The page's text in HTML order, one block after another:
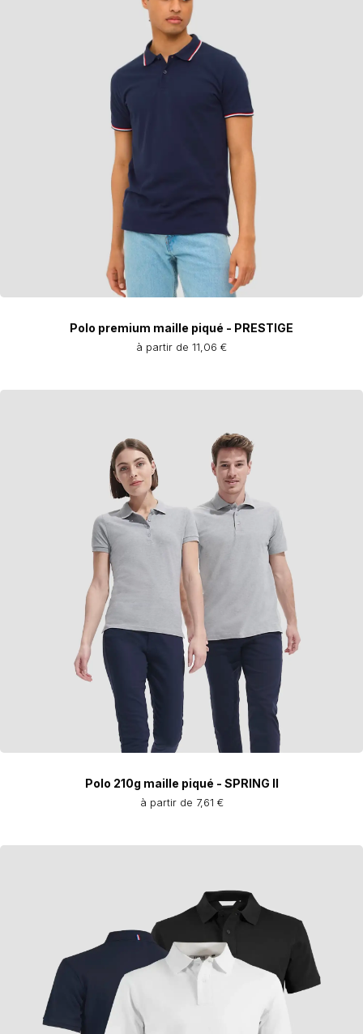
Polo premium maille piqué - PRESTIGE
à partir de 11,06 €
Polo 210g maille piqué - SPRING II
à partir de 7,61 €